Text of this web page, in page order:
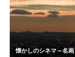
懐かしのシネマ～名画